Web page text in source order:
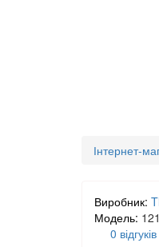
Інтернет-
Виробник:
Модель:
0 відгуків